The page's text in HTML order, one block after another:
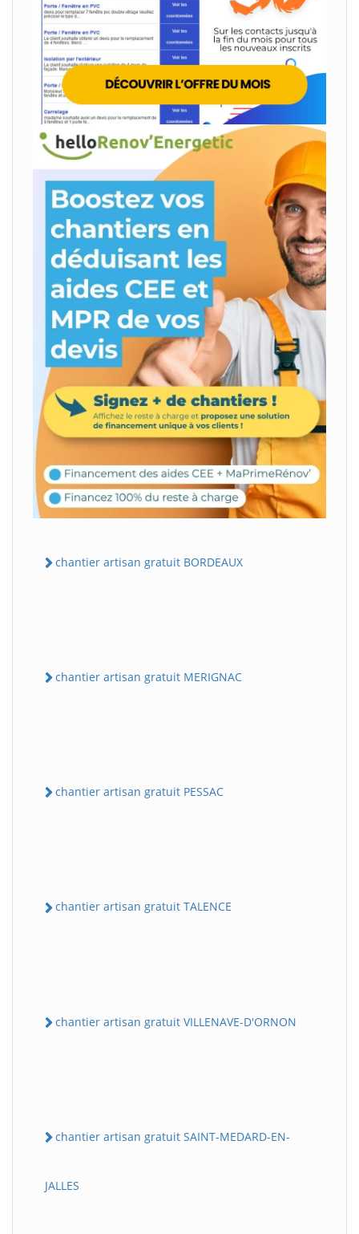
chantier artisan gratuit BORDEAUX
chantier artisan gratuit MERIGNAC
chantier artisan gratuit PESSAC
chantier artisan gratuit TALENCE
chantier artisan gratuit VILLENAVE-D'ORNON
chantier artisan gratuit SAINT-MEDARD-EN-
JALLES